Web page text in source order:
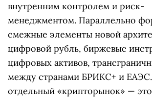
внутренним контролем и риск-
менеджментом. Параллельно
смежные элементы новой
цифровой рубль, биржевые
цифровых активов,
между странами БРИКС+ и
отдельный «крипторынок» — это